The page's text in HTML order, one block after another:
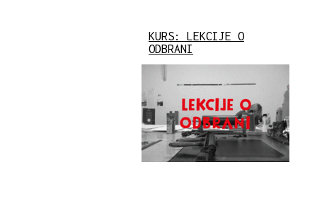
KURS: LEKCIJE O
ODBRANI